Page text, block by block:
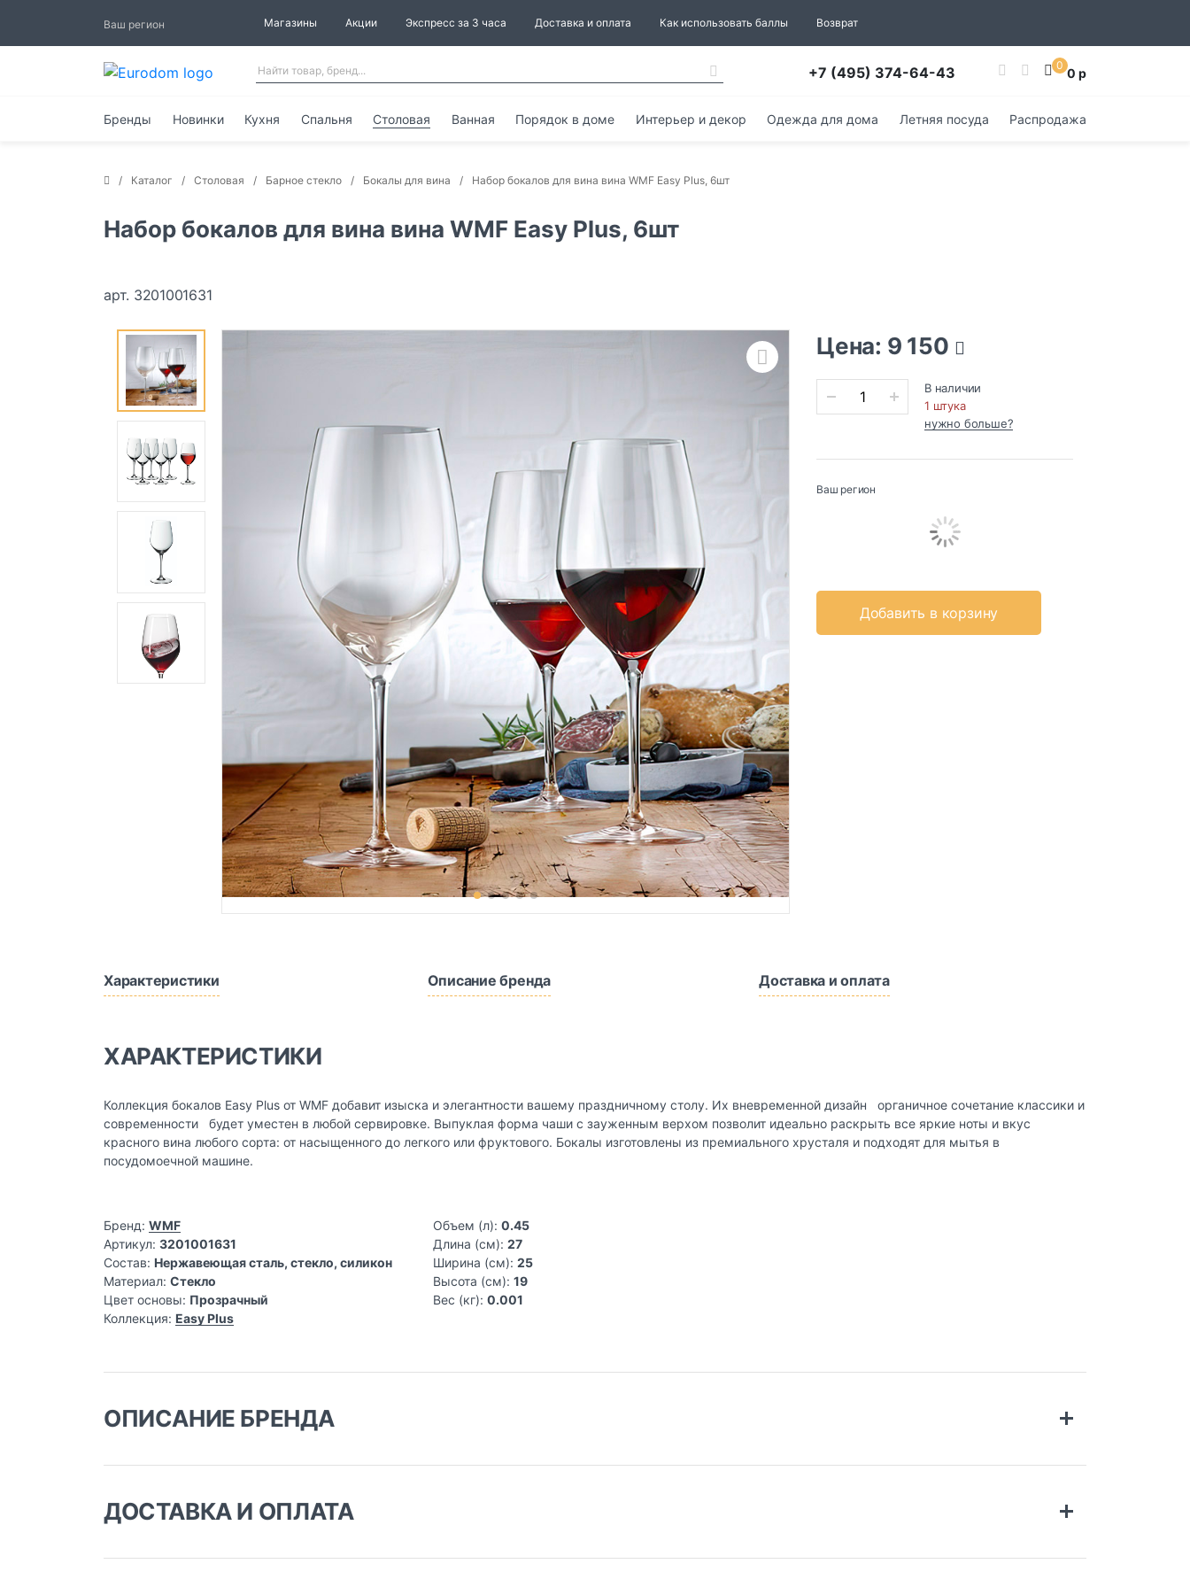
Ваш регион Магазины Акции Экспресс за 3 часа Доставка и оплата Как использовать баллы Возврат
+7 (495) 374-64-43 0 0 р
Бренды Новинки Кухня Спальня Столовая Ванная Порядок в доме Интерьер и декор Одежда для дома Летняя посуда Распродажа
Каталог Столовая Барное стекло Бокалы для вина Набор бокалов для вина вина WMF Easy Plus, 6шт
Набор бокалов для вина вина WMF Easy Plus, 6шт
арт. 3201001631
Цена: 9 150
В наличии
1 штука
нужно больше?
Ваш регион
Добавить в корзину
Характеристики Описание бренда Доставка и оплата
ХАРАКТЕРИСТИКИ
Коллекция бокалов Easy Plus от WMF добавит изыска и элегантности вашему праздничному столу. Их вневременной дизайн органичное сочетание классики и
современности будет уместен в любой сервировке. Выпуклая форма чаши с зауженным верхом позволит идеально раскрыть все яркие ноты и вкус
красного вина любого сорта: от насыщенного до легкого или фруктового. Бокалы изготовлены из премиального хрусталя и подходят для мытья в
посудомоечной машине.
Бренд: WMF
Артикул: 3201001631
Состав: Нержавеющая сталь, стекло, силикон
Материал: Стекло
Цвет основы: Прозрачный
Коллекция: Easy Plus
Объем (л): 0.45
Длина (см): 27
Ширина (см): 25
Высота (см): 19
Вес (кг): 0.001
ОПИСАНИЕ БРЕНДА
ударопрочного стекла WMF Hotel для ресторанов позволило полностью обеспечивать лучшие отели и ресторана мира продукцией с логотипом WMF Hotel.
ДОСТАВКА И ОПЛАТА